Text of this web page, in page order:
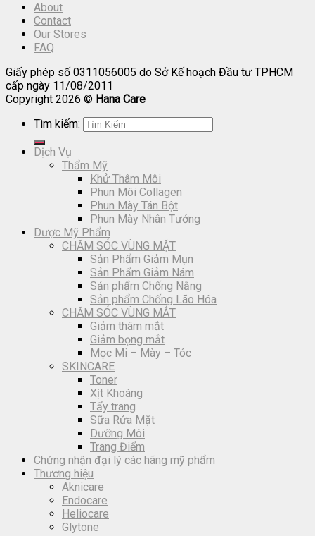
About
Contact
Our Stores
FAQ
Giấy phép số 0311056005 do Sở Kế hoạch Đầu tư TPHCM
cấp ngày 11/08/2011
Copyright 2026 © Hana Care
Tìm kiếm:
Dịch Vụ
Thẩm Mỹ
Khử Thâm Môi
Phun Môi Collagen
Phun Mày Tán Bột
Phun Mày Nhân Tướng
Dược Mỹ Phẩm
CHĂM SÓC VÙNG MẶT
Sản Phẩm Giảm Mụn
Sản Phẩm Giảm Nám
Sản phẩm Chống Nắng
Sản phẩm Chống Lão Hóa
CHĂM SÓC VÙNG MẮT
Giảm thâm mắt
Giảm bọng mắt
Mọc Mi – Mày – Tóc
SKINCARE
Toner
Xịt Khoáng
Tẩy trang
Sữa Rửa Mặt
Dưỡng Môi
Trang Điểm
Chứng nhận đại lý các hãng mỹ phẩm
Thương hiệu
Aknicare
Endocare
Heliocare
Glytone